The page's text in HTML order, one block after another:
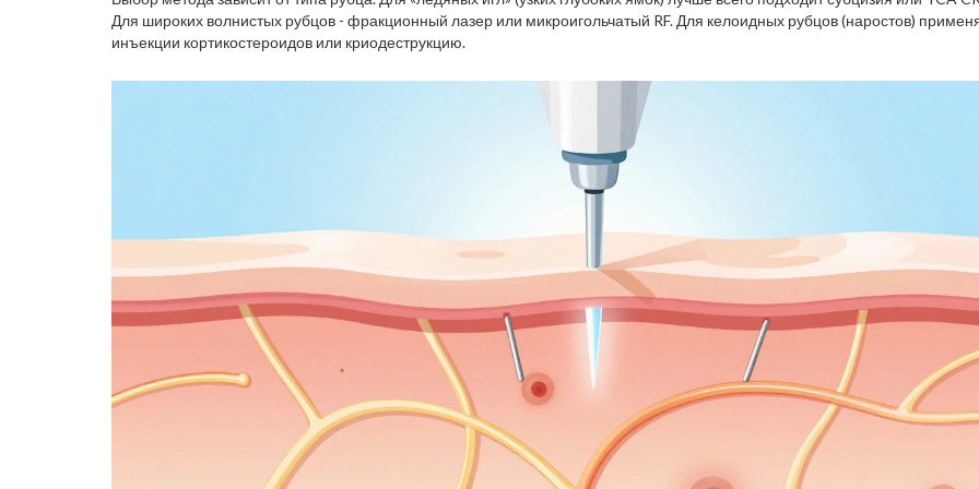
Для широких волнистых рубцов - фракционный лазер или микроигольчатый RF. Для келоидных рубцов (наростов)
инъекции кортикостероидов или криодеструкцию.